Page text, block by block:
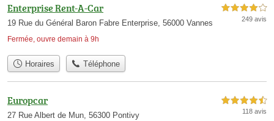
Enterprise Rent-A-Car
19 Rue du Général Baron Fabre Enterprise, 56000 Vannes
Fermée, ouvre demain à 9h
4,0 étoiles sur 5
249 avis
Horaires Téléphone
Europcar
27 Rue Albert de Mun, 56300 Pontivy
4,5 étoiles sur 5
118 avis